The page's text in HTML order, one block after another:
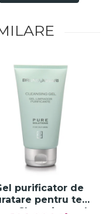
purificator de
pentru ten
Cleansing gel